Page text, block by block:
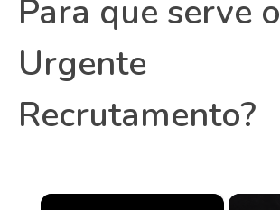
Para que serve o
Urgente
Recrutamento?
×